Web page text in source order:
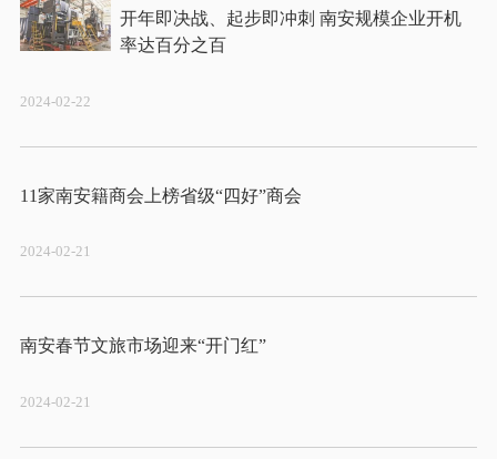
开年即决战、起步即冲刺 南安规模企业开机
2024-02-22
2024-02-21
南安春节文旅市场迎来“开门红”
2024-02-21